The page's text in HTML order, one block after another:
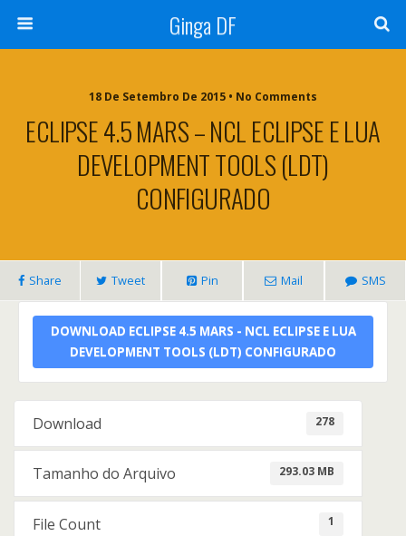
Ginga DF
18 De Setembro De 2015 • No Comments
ECLIPSE 4.5 MARS – NCL ECLIPSE E LUA
DEVELOPMENT TOOLS (LDT)
CONFIGURADO
Share Tweet Pin Mail SMS
DOWNLOAD ECLIPSE 4.5 MARS - NCL ECLIPSE E LUA
DEVELOPMENT TOOLS (LDT) CONFIGURADO
Download 278
Tamanho do Arquivo 293.03 MB
File Count 1